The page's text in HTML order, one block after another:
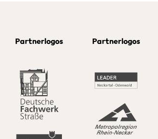
Partnerlogos Partnerlogos